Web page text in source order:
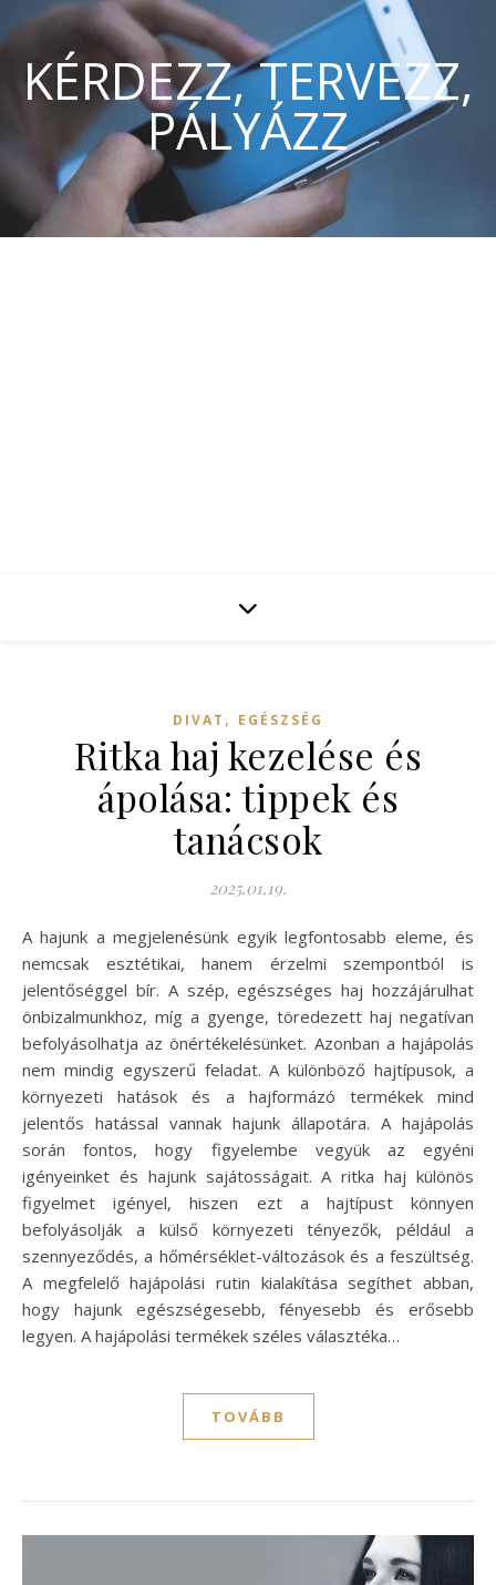
KÉRDEZZ, TERVEZZ,
PÁLYÁZZ
DIVAT , EGÉSZSÉG
Ritka haj kezelése és
ápolása: tippek és
tanácsok
2025.01.19.
A hajunk a megjelenésünk egyik legfontosabb eleme, és
nemcsak esztétikai, hanem érzelmi szempontból is
jelentőséggel bír. A szép, egészséges haj hozzájárulhat
önbizalmunkhoz, míg a gyenge, töredezett haj negatívan
befolyásolhatja az önértékelésünket. Azonban a hajápolás
nem mindig egyszerű feladat. A különböző hajtípusok, a
környezeti hatások és a hajformázó termékek mind
jelentős hatással vannak hajunk állapotára. A hajápolás
során fontos, hogy figyelembe vegyük az egyéni
igényeinket és hajunk sajátosságait. A ritka haj különös
figyelmet igényel, hiszen ezt a hajtípust könnyen
befolyásolják a külső környezeti tényezők, például a
szennyeződés, a hőmérséklet-változások és a feszültség.
A megfelelő hajápolási rutin kialakítása segíthet abban,
hogy hajunk egészségesebb, fényesebb és erősebb
legyen. A hajápolási termékek széles választéka…
TOVÁBB